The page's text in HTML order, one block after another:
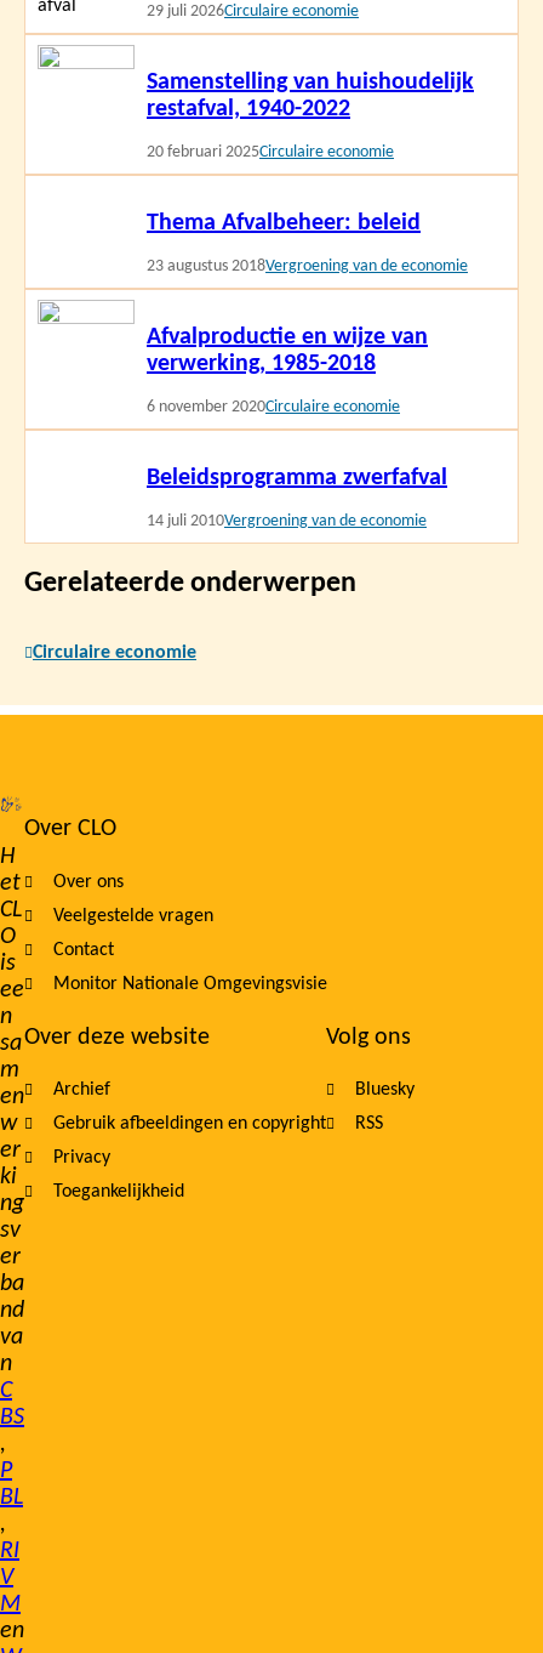
29 juli 2026Circulaire economie
Samenstelling van huishoudelijk
restafval, 1940-2022
20 februari 2025Circulaire economie
Lees
Thema Afvalbeheer: beleid
23 augustus 2018Vergroening van de economie
Afvalproductie en wijze van
verwerking, 1985-2018
6 november 2020Circulaire economie
Lees
Beleidsprogramma zwerfafval
14 juli 2010Vergroening van de economie
Gerelateerde onderwerpen
Circulaire economie
H
et
CL
O
is
ee
n
sa
m
en
w
er
ki
ng
sv
er
ba
nd
va
n
C
BS
,
P
BL
,
RI
V
M
en
Footer
navigation
Over CLO
Over ons
Veelgestelde vragen
Contact
Monitor Nationale Omgevingsvisie
Over deze website
Archief
Gebruik afbeeldingen en copyright
Privacy
Toegankelijkheid
Volg ons
Bluesky
RSS